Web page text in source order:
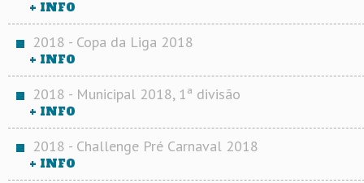
+ INFO
2018 - Copa da Liga 2018
+ INFO
2018 - Municipal 2018, 1ª divisão
+ INFO
2018 - Challenge Pré Carnaval 2018
+ INFO